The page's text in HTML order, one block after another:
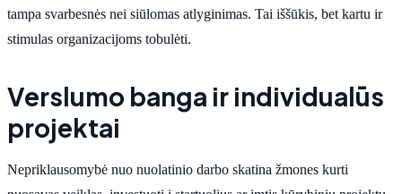
tampa svarbesnės nei siūlomas atlyginimas. Tai iššūkis, bet kartu ir
stimulas organizacijoms tobulėti.
Verslumo banga ir individualūs
projektai
Nepriklausomybė nuo nuolatinio darbo skatina žmones kurti